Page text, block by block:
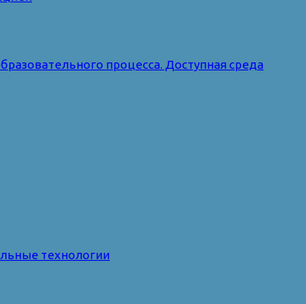
процесса. Доступная среда
технологии